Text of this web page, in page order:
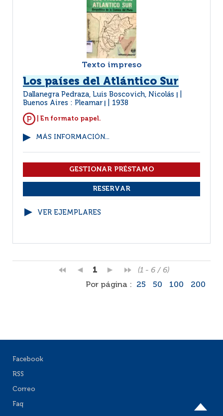
Texto impreso
Los países del Atlántico Sur
Dallanegra Pedraza, Luis Boscovich, Nicolás
Buenos Aires : Pleamar 1938
| En formato papel.
MÁS INFORMACIÓN...
VER EJEMPLARES
1
(1 - 6 / 6)
Por página :
25 50 100 200
Facebook
RSS
Correo
Faq